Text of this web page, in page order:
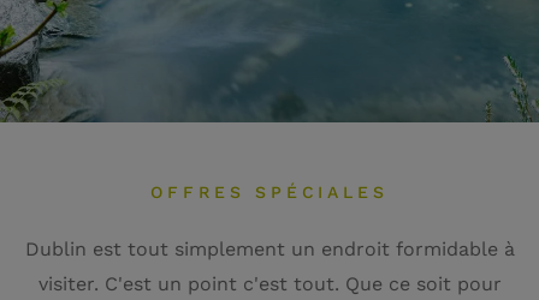
OFFRES SPÉCIALES
Dublin est tout simplement un endroit formidable à
visiter. C'est un point c'est tout. Que ce soit pour